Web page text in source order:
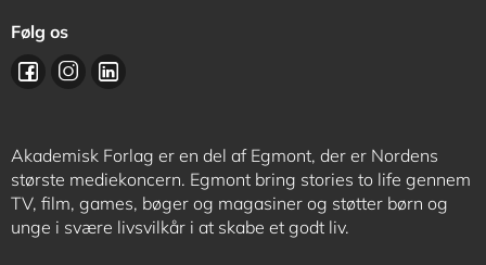
Følg os
Akademisk Forlag er en del af Egmont, der er Nordens
største mediekoncern. Egmont bring stories to life gennem
TV, film, games, bøger og magasiner og støtter børn og
unge i svære livsvilkår i at skabe et godt liv.